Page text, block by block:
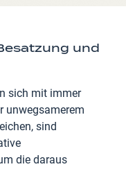
und
sich mit immer
unwegsamerem
sind
die daraus